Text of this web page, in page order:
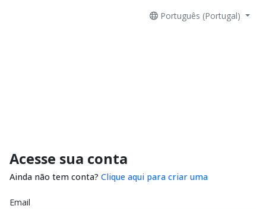
Português (Portugal)
Acesse sua conta
Ainda não tem conta? Clique aqui para criar uma
Email